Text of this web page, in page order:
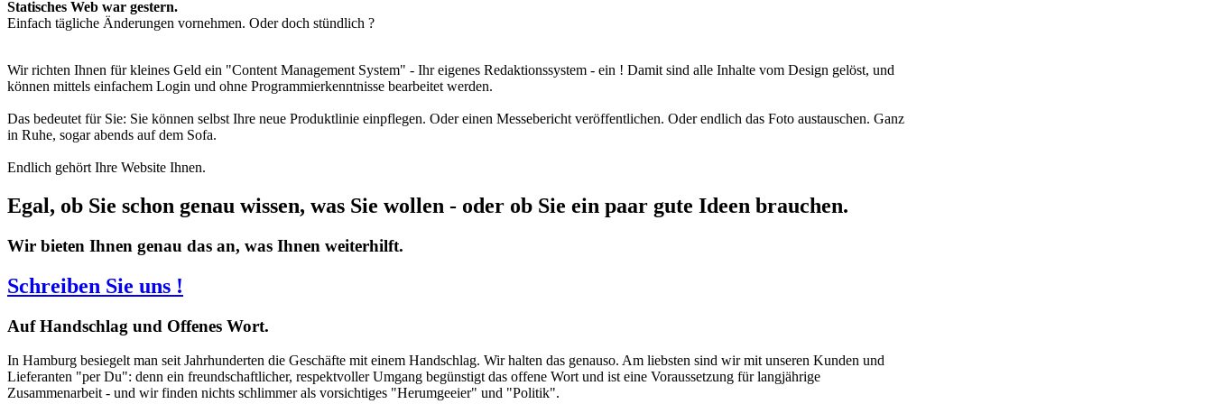
Statisches Web war gestern.
Einfach tägliche Änderungen vornehmen. Oder doch stündlich ?
Wir richten Ihnen für kleines Geld ein "Content Management System" - Ihr eigenes Redaktionssystem - ein ! Damit sind alle Inhalte vom Design gelöst, und
können mittels einfachem Login und ohne Programmierkenntnisse bearbeitet werden.
Das bedeutet für Sie: Sie können selbst Ihre neue Produktlinie einpflegen. Oder einen Messebericht veröffentlichen. Oder endlich das Foto austauschen. Ganz
in Ruhe, sogar abends auf dem Sofa.
Endlich gehört Ihre Website Ihnen.
Egal, ob Sie schon genau wissen, was Sie wollen - oder ob Sie ein paar gute Ideen brauchen.
Wir bieten Ihnen genau das an, was Ihnen weiterhilft.
Schreiben Sie uns !
AufHandschlag und Offenes Wort.
In Hamburg besiegelt man seit Jahrhunderten die Geschäfte mit einem Handschlag. Wir halten das genauso. Am liebsten sind wir mit unseren Kunden und
Lieferanten "per Du": denn ein freundschaftlicher, respektvoller Umgang begünstigt das offene Wort und ist eine Voraussetzung für langjährige
Zusammenarbeit - und wir finden nichts schlimmer als vorsichtiges "Herumgeeier" und "Politik".